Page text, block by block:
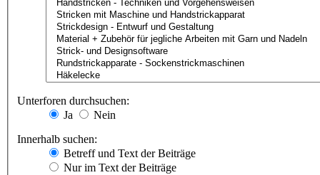
Unterforen durchsuchen:
Ja
Nein
Innerhalb suchen:
Betreff und Text der Beiträge
Nur im Text der Beiträge